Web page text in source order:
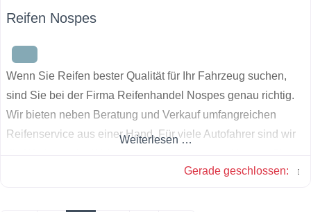
Reifen Nospes
Wenn Sie Reifen bester Qualität für Ihr Fahrzeug suchen,
sind Sie bei der Firma Reifenhandel Nospes genau richtig.
Wir bieten neben Beratung und Verkauf umfangreichen
Reifenservice aus einer Hand. Für viele Autofahrer sind wir
Weiterlesen …
Gerade geschlossen: